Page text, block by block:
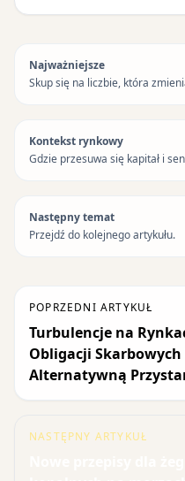
Najważniejsze
Skup się na liczbie, która
Kontekst rynkowy
Gdzie przesuwa się kapitał i
Następny temat
Przejdź do kolejnego artykułu.
POPRZEDNI ARTYKUŁ
Turbulencje na
Obligacji Skarbowych
Alternatywną
NASTĘPNY ARTYKUŁ